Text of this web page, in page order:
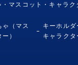
マスコット・キャラク
（マス
）
キーホルダ
キャラクタ